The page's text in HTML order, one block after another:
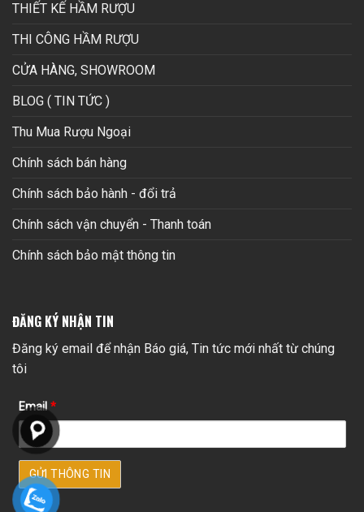
THIẾT KẾ HẦM RƯỢU
THI CÔNG HẦM RƯỢU
CỬA HÀNG, SHOWROOM
BLOG ( TIN TỨC )
Thu Mua Rượu Ngoại
Chính sách bán hàng
Chính sách bảo hành - đổi trả
Chính sách vận chuyển - Thanh toán
Chính sách bảo mật thông tin
ĐĂNG KÝ NHẬN TIN
Đăng ký email để nhận Báo giá, Tin tức mới nhất từ chúng
tôi
Email *